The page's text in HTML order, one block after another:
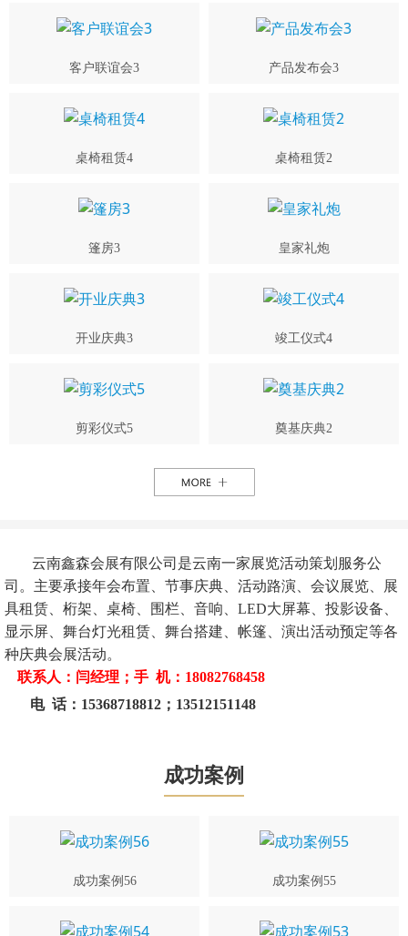
客户联谊会3 产品发布会3
桌椅租赁4 桌椅租赁2
篷房3 皇家礼炮
开业庆典3 竣工仪式4
剪彩仪式5 奠基庆典2
云南鑫森会展有限公司是云南一家展览活动策划服务公
司。主要承接年会布置、节事庆典、活动路演、会议展览、展
具租赁、桁架、桌椅、围栏、音响、LED大屏幕、投影设备、
显示屏、舞台灯光租赁、舞台搭建、帐篷、演出活动预定等各
种庆典会展活动。
联系人：闫经理；手 机：18082768458
电 话：15368718812；13512151148
成功案例
成功案例56 成功案例55